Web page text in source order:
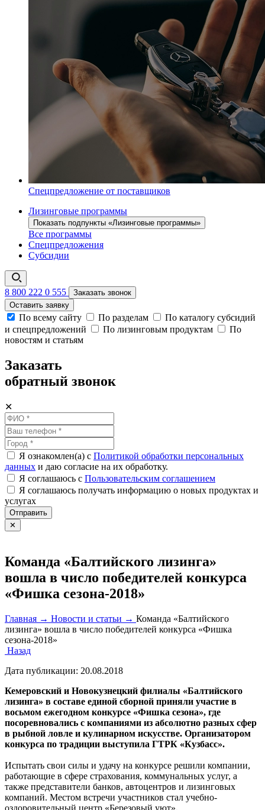
Спецпредложение от поставщиков
Лизинговые программы
Показать подпункты «Лизинговые программы»
Все программы
Спецпредложения
Субсидии
8 800 222 0 555
Заказать звонок
Оставить заявку
По всему сайту По разделам
По каталогу субсидий
и спецпредложений
По лизинговым продуктам
По
новостям и статьям
Заказать
обратный звонок
✕
Я ознакомлен(а) с Политикой обработки персональных
данных и даю согласие на их обработку.
Я соглашаюсь c Пользовательским соглашением
Я соглашаюсь получать информацию о новых продуктах и
услугах
Отправить
✕
Команда «Балтийского лизинга»
вошла в число победителей конкурса
«Фишка сезона-2018»
Главная → Новости и статьи → Команда «Балтийского
лизинга» вошла в число победителей конкурса «Фишка
сезона-2018»
Назад
Дата публикации: 20.08.2018
Кемеровский и Новокузнецкий филиалы «Балтийского
лизинга» в составе единой сборной приняли участие в
восьмом ежегодном конкурсе «Фишка сезона», где
посоревновались с компаниями из абсолютно разных сфер
в рыбной ловле и кулинарном искусстве. Организатором
конкурса по традиции выступила ГТРК «Кузбасс».
Испытать свои силы и удачу на конкурсе решили компании,
работающие в сфере страхования, коммунальных услуг, а
также представители банков, автоцентров и лизинговых
компаний. Местом встречи участников стал учебно-
оздоровительный центр «Березовый уют».